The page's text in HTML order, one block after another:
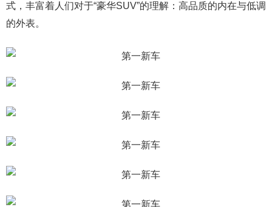
式，丰富着人们对于“豪华SUV”的理解：高品质的内在与低调
的外表。